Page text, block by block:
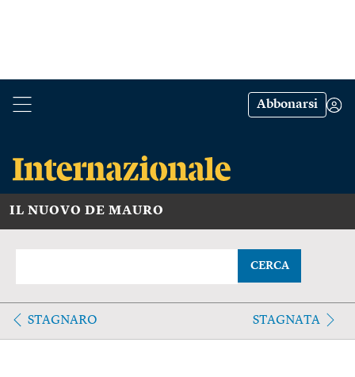
Abbonarsi
IL NUOVO DE MAURO
CERCA
STAGNARO STAGNATA